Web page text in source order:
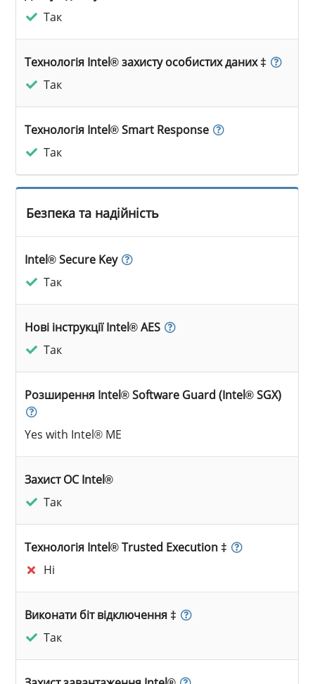
Так
Технологія Intel® захисту особистих даних ‡
Так
Технологія Intel® Smart Response
Так
Безпека та надійність
Intel® Secure Key
Так
Нові інструкції Intel® AES
Так
Розширення Intel® Software Guard (Intel® SGX)
Yes with Intel® ME
Захист ОС Intel®
Так
Технологія Intel® Trusted Execution ‡
Ні
Виконати біт відключення ‡
Так